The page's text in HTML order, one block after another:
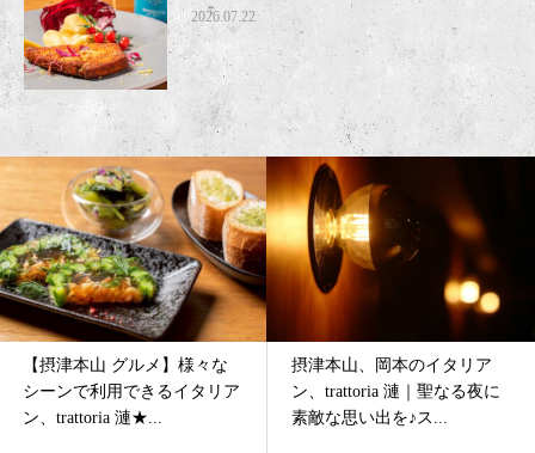
2026.07.22
摂津本山、岡本のイタリア
ン、trattoria 漣｜聖なる夜に
素敵な思い出を♪ス...
摂津本山、岡本のオシャレな
イタリアン、trattoria 漣★冬
新オススメ前菜＆...